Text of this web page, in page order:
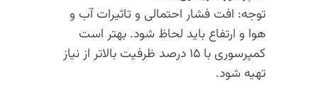
توجه: افت فشار احتمالی و تاثیرات آب و
هوا و ارتفاع باید لحاظ شود. بهتر است
کمپرسوری با ۱۵ درصد ظرفیت بالاتر از نیاز
تهیه شود.